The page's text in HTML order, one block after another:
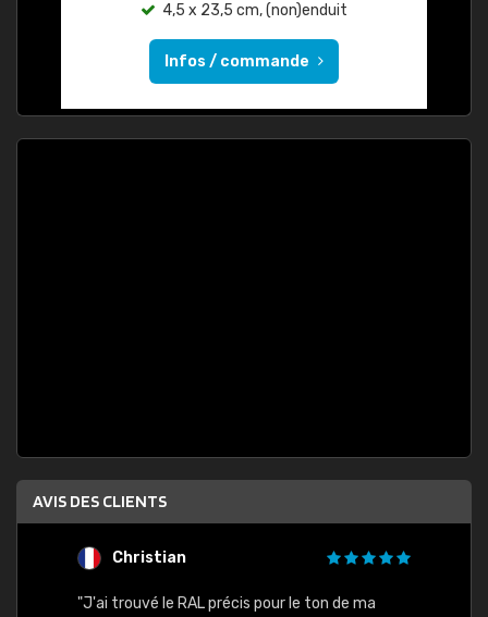
4,5 x 23,5 cm, (non)enduit
Infos / commande
AVIS DES CLIENTS
Christian
"J'ai trouvé le RAL précis pour le ton de ma